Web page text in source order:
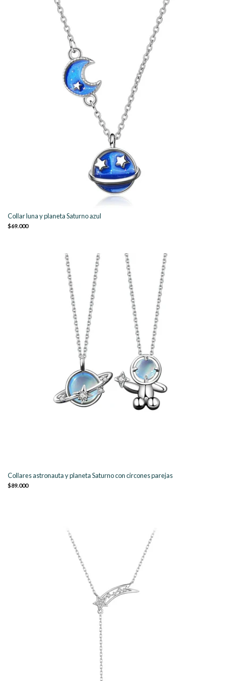
Collar luna y planeta Saturno azul
$69.000
Collares astronauta y planeta Saturno con circones parejas
$89.000